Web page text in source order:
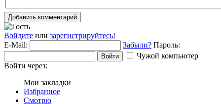
Добавить комментарий
Войдите или зарегистрируйтесь!
E-Mail:
Забыли? Пароль:
Войти
Чужой компьютер
Войти через:
Мои закладки
Избранное
Смотрю